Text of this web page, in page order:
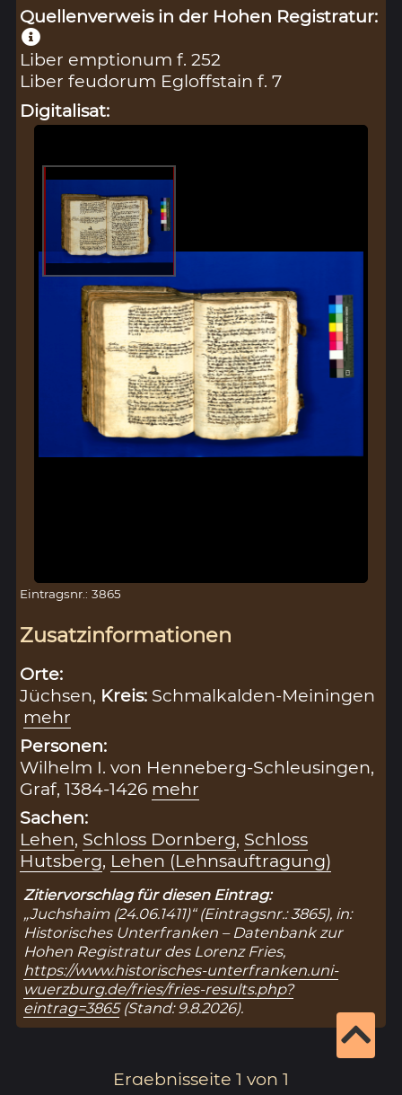
Quellenverweis in der Hohen Registratur:
Liber emptionum f. 252
Liber feudorum Egloffstain f. 7
Digitalisat:
Eintragsnr.: 3865
Zusatzinformationen
Orte:
Jüchsen, Kreis: Schmalkalden-Meiningen
mehr
Personen:
Wilhelm I. von Henneberg-Schleusingen,
Graf, 1384-1426 mehr
Sachen:
Lehen, Schloss Dornberg, Schloss
Hutsberg, Lehen (Lehnsauftragung)
Zitiervorschlag für diesen Eintrag:
„Juchshaim (24.06.1411)“ (Eintragsnr.: 3865), in:
Historisches Unterfranken – Datenbank zur
Hohen Registratur des Lorenz Fries,
https://www.historisches-unterfranken.uni-
wuerzburg.de/fries/fries-results.php?
eintrag=3865(Stand: 9.8.2026).
Ergebnisseite 1 von 1